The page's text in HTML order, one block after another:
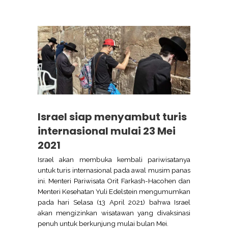
Israel siap menyambut turis
internasional mulai 23 Mei
2021
Israel akan membuka kembali pariwisatanya
untuk turis internasional pada awal musim panas
ini. Menteri Pariwisata Orit Farkash-Hacohen dan
Menteri Kesehatan Yuli Edelstein mengumumkan
pada hari Selasa (13 April 2021) bahwa Israel
akan mengizinkan wisatawan yang divaksinasi
penuh untuk berkunjung mulai bulan Mei.